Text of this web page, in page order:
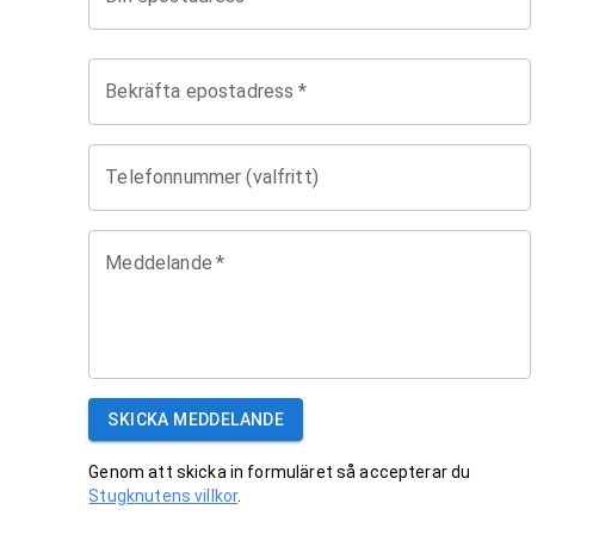
Bekräfta epostadress *
Telefonnummer (valfritt)
Meddelande *
SKICKA MEDDELANDE
Genom att skicka in formuläret så accepterar du
Stugknutens villkor.